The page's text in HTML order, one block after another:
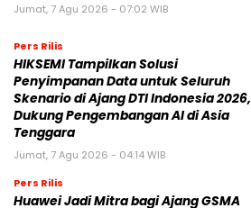
Jumat, 7 Agu 2026 - 07:02 WIB
Pers Rilis
HIKSEMI Tampilkan Solusi
Penyimpanan Data untuk Seluruh
Skenario di Ajang DTI Indonesia 2026,
Dukung Pengembangan AI di Asia
Tenggara
Jumat, 7 Agu 2026 - 04:14 WIB
Pers Rilis
Huawei Jadi Mitra bagi Ajang GSMA